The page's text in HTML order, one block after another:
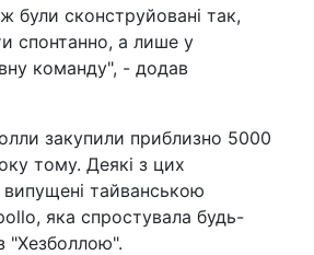
були сконструйовані так,
спонтанно, а лише у
команду", - додав
закупили приблизно 5000
тому. Деякі з цих
випущені тайванською
яка спростувала будь-
"Хезболлою".